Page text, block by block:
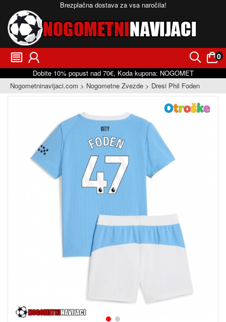
Brezplačna dostava za vsa naročila!
󰂩 󰃳 󰂨 0
󰃠
Dobite 10% popust nad 70€, Koda kupona: NOGOMET
Nogometninavijaci.com
Nogometne Zvezde Dresi Phil Foden